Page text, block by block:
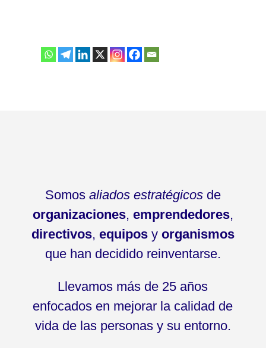
Somos aliados estratégicosde
organizaciones, emprendedores,
directivos, equiposy organismos
que han decidido reinventarse.
Llevamos más de 25 años
enfocados en mejorar la calidad de
vida de las personas y su entorno.